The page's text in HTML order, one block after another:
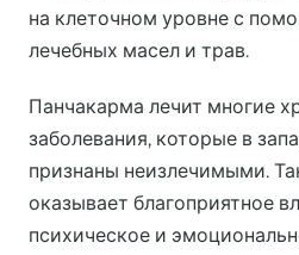
на клеточном уровне с
лечебных масел и трав.
Панчакарма лечит многие
заболевания, которые в
признаны неизлечимыми.
оказывает благоприятное
психическое и